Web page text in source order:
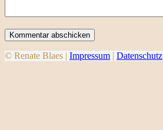
Kommentar abschicken
© Renate Blaes | Impressum | Datenschutz